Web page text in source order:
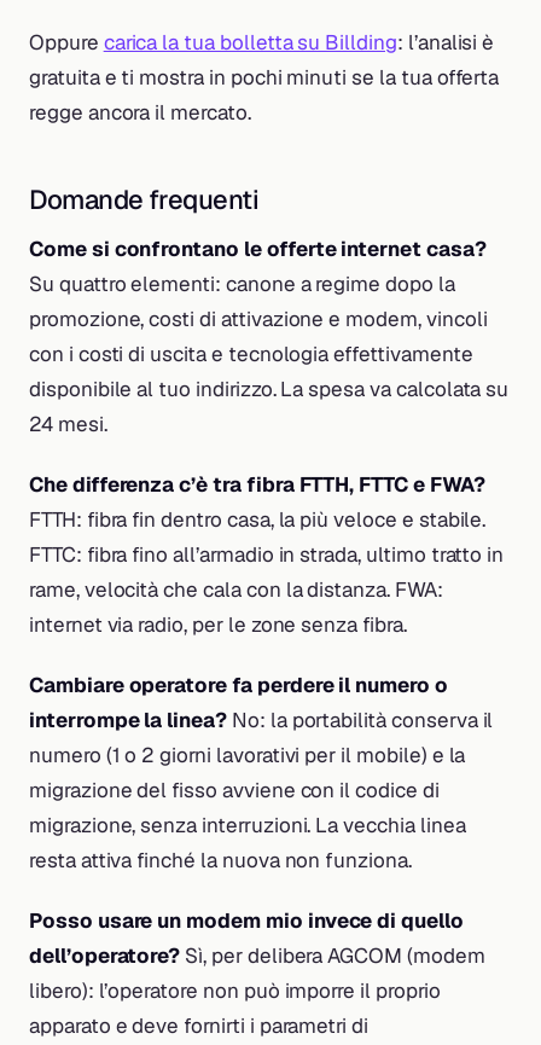
Oppure carica la tua bolletta su Billding: l’analisi è
gratuita e ti mostra in pochi minuti se la tua offerta
regge ancora il mercato.
Domande frequenti
Come si confrontano le offerte internet casa?
Su quattro elementi: canone a regime dopo la
promozione, costi di attivazione e modem, vincoli
con i costi di uscita e tecnologia effettivamente
disponibile al tuo indirizzo. La spesa va calcolata su
24 mesi.
Che differenza c’è tra fibra FTTH, FTTC e FWA?
FTTH: fibra fin dentro casa, la più veloce e stabile.
FTTC: fibra fino all’armadio in strada, ultimo tratto in
rame, velocità che cala con la distanza. FWA:
internet via radio, per le zone senza fibra.
Cambiare operatore fa perdere il numero o
interrompe la linea?No: la portabilità conserva il
numero (1 o 2 giorni lavorativi per il mobile) e la
migrazione del fisso avviene con il codice di
migrazione, senza interruzioni. La vecchia linea
resta attiva finché la nuova non funziona.
Posso usare un modem mio invece di quello
dell’operatore? Sì, per delibera AGCOM (modem
libero): l’operatore non può imporre il proprio
apparato e deve fornirti i parametri di